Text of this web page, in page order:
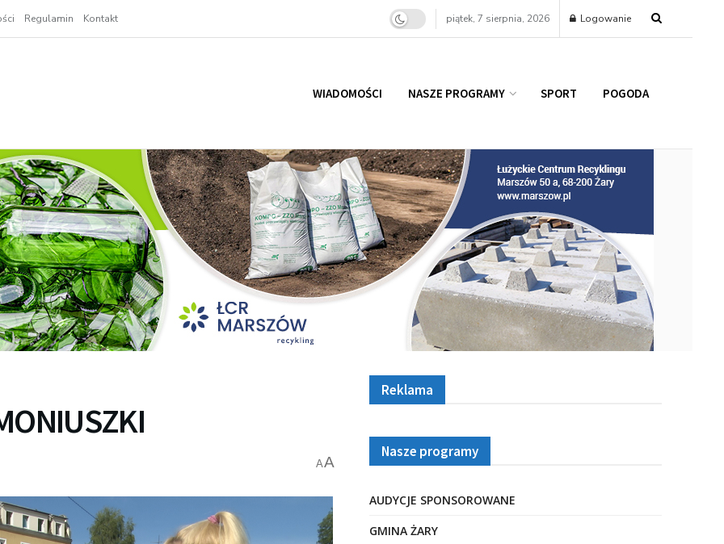
Regulamin Kontakt piątek, 7 sierpnia, 2026 Logowanie
WIADOMOŚCI NASZE PROGRAMY SPORT POGODA
AA
Reklama
Nasze programy
AUDYCJE SPONSOROWANE
GMINA ŻARY